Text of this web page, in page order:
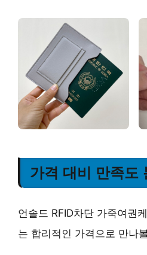
가격 대비 만족도
언솔드 RFID차단 가죽여권
는 합리적인 가격으로 만나